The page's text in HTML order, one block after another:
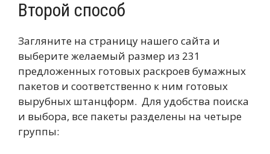
Второй способ
Загляните на страницу нашего сайта и
выберите желаемый размер из 231
предложенных готовых раскроев бумажных
пакетов и соответственно к ним готовых
вырубных штанцформ. Для удобства поиска
и выбора, все пакеты разделены на четыре
группы: